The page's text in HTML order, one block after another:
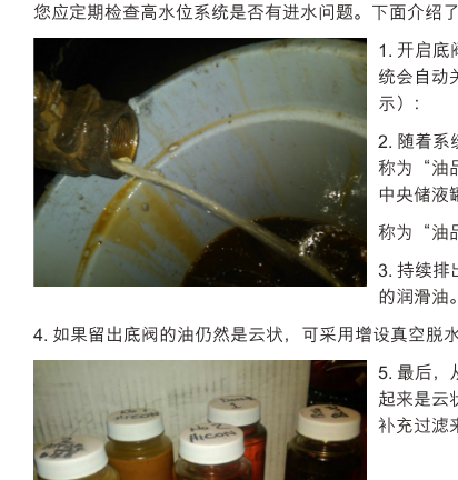
您应定期检查高水位系统是否有进水问题。下面介绍
1. 开启底
统会自动
示）：
2. 随着系
称为“油
中央储液
称为“油
3. 持续排
的润滑油。
4. 如果留出底阀的油仍然是云状，可采用增设真空脱
5. 最后，
起来是云
补充过滤